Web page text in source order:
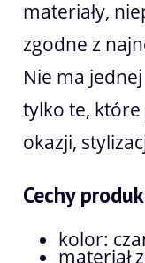
materiały,
zgodne z
Nie ma
tylko te,
okazji,
Cechy
kolor:
materiał